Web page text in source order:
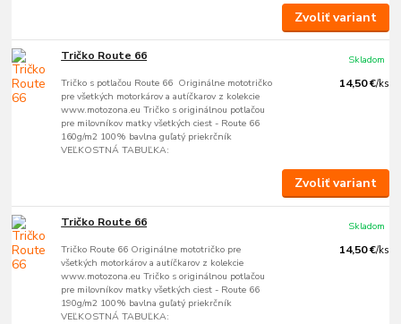
Zvoliť variant
Tričko Route 66
Tričko s potlačou Route 66 Originálne mototričko
pre všetkých motorkárov a autíčkarov z kolekcie
www.motozona.eu Tričko s originálnou potlačou
pre milovníkov matky všetkých ciest - Route 66
160g/m2 100% bavlna guľatý priekrčník
VEĽKOSTNÁ TABUĽKA:
14,50 €/ks
Skladom
Zvoliť variant
Tričko Route 66
Tričko Route 66 Originálne mototričko pre
všetkých motorkárov a autíčkarov z kolekcie
www.motozona.eu Tričko s originálnou potlačou
pre milovníkov matky všetkých ciest - Route 66
190g/m2 100% bavlna guľatý priekrčník
VEĽKOSTNÁ TABUĽKA:
14,50 €/ks
Skladom